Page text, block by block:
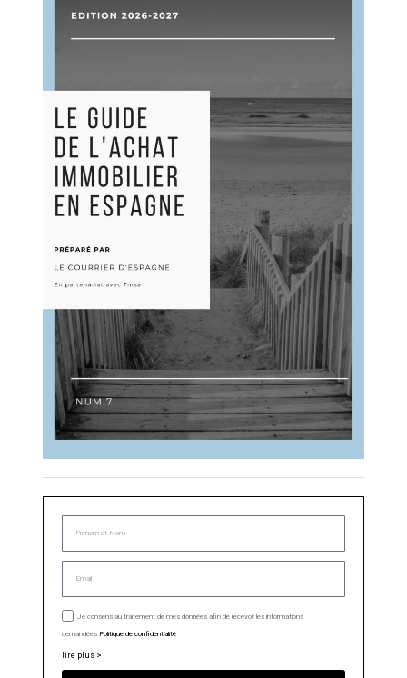
Je consens au traitement de mes données afin de recevoir les informations
demandées. Politique de confidentialité
lire plus >